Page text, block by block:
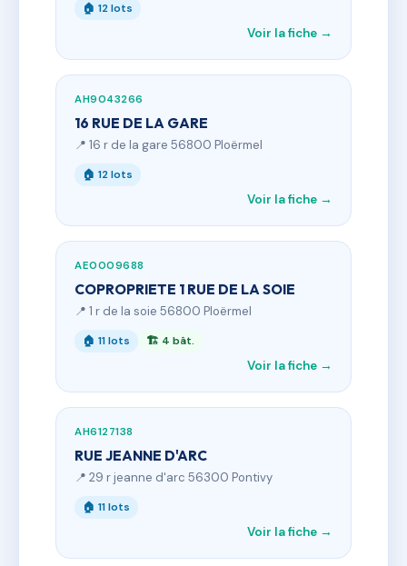
🏠 12 lots
Voir la fiche →
AH9043266
16 RUE DE LA GARE
📍 16 r de la gare 56800 Ploërmel
🏠 12 lots
Voir la fiche →
AE0009688
COPROPRIETE 1 RUE DE LA SOIE
📍 1 r de la soie 56800 Ploërmel
🏠 11 lots 🏗 4 bât.
Voir la fiche →
AH6127138
RUE JEANNE D'ARC
📍 29 r jeanne d'arc 56300 Pontivy
🏠 11 lots
Voir la fiche →